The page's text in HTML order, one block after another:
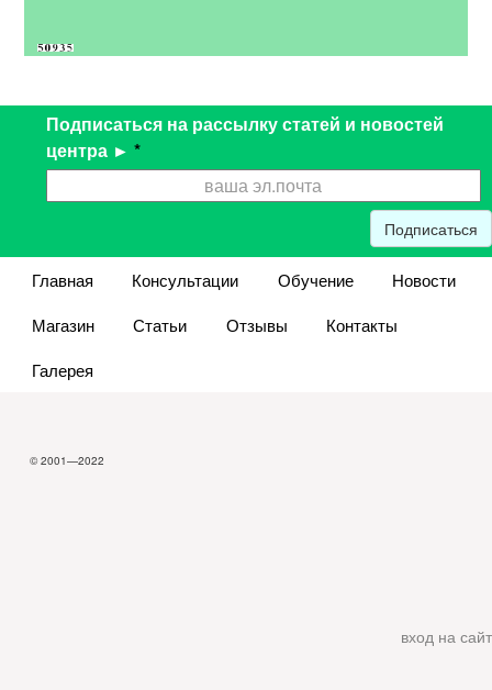
Подписаться на рассылку статей и новостей
центра ► *
Подписаться
Главная Консультации Обучение
Новости
Магазин
Статьи Отзывы
Контакты
Галерея
© 2001—2022
вход на сайт